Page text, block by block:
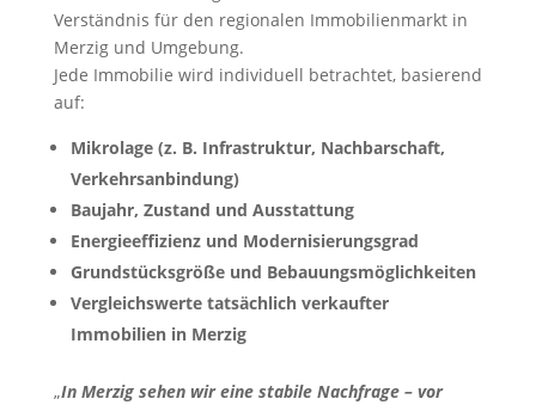
Verständnis für den regionalen Immobilienmarkt in
Merzig und Umgebung.
Jede Immobilie wird individuell betrachtet, basierend
auf:
Mikrolage (z. B. Infrastruktur, Nachbarschaft,
Verkehrsanbindung)
Baujahr, Zustand und Ausstattung
Energieeffizienz und Modernisierungsgrad
Grundstücksgröße und Bebauungsmöglichkeiten
Vergleichswerte tatsächlich verkaufter
Immobilien in Merzig
„In Merzig sehen wir eine stabile Nachfrage – vor